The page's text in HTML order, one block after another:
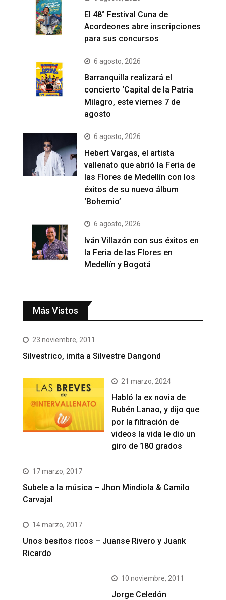
El 48° Festival Cuna de
Acordeones abre inscripciones
para sus concursos
6 agosto, 2026
Barranquilla realizará el
concierto ‘Capital de la Patria
Milagro, este viernes 7 de
agosto
6 agosto, 2026
Hebert Vargas, el artista
vallenato que abrió la Feria de
las Flores de Medellín con los
éxitos de su nuevo álbum
‘Bohemio’
6 agosto, 2026
Iván Villazón con sus éxitos en
la Feria de las Flores en
Medellín y Bogotá
Más Vistos
23 noviembre, 2011
Silvestrico, imita a Silvestre Dangond
21 marzo, 2024
Habló la ex novia de
Rubén Lanao, y dijo que
por la filtración de
videos la vida le dio un
giro de 180 grados
17 marzo, 2017
Subele a la música – Jhon Mindiola & Camilo
Carvajal
14 marzo, 2017
Unos besitos ricos – Juanse Rivero y Juank
Ricardo
10 noviembre, 2011
Jorge Celedón